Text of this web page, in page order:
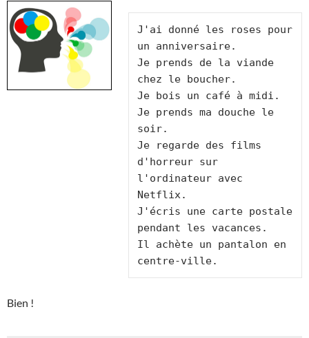
J'ai donné les roses pour
un anniversaire.
Je prends de la viande
chez le boucher.
Je bois un café à midi.
Je prends ma douche le
soir.
Je regarde des films
d'horreur sur
l'ordinateur avec
Netflix.
J'écris une carte postale
pendant les vacances.
Il achète un pantalon en
Bien !